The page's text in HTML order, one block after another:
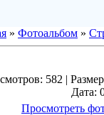
» Фотоальбом »
582 |
Дата:
Просмотреть